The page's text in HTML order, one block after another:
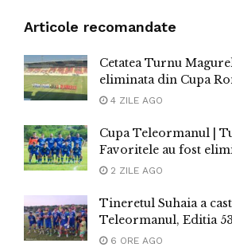
Articole recomandate
Cetatea Turnu
eliminata din Cupa
4 ZILE AGO
Cupa Teleormanul |
Favoritele au fost
2 ZILE AGO
Tineretul Suhaia a
Teleormanul, Editia 53
6 ORE AGO